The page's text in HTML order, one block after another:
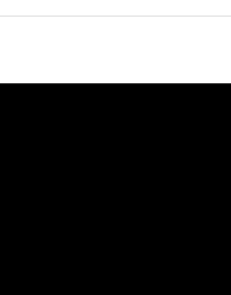
— EX PREMIUM
Джи Икс